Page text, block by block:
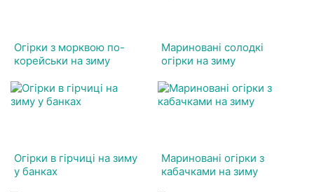
Огірки з морквою по-
корейськи на зиму
Мариновані солодкі
огірки на зиму
Огірки в гірчиці на зиму
у банках
Мариновані огірки з
кабачками на зиму